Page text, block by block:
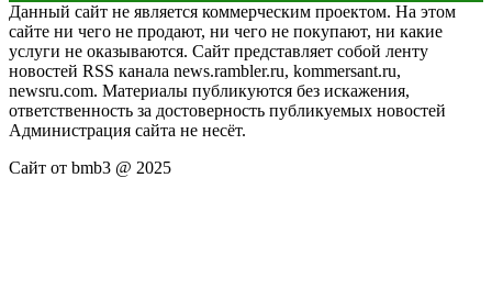
Данный сайт не является коммерческим проектом. На этом
сайте ни чего не продают, ни чего не покупают, ни какие
услуги не оказываются. Сайт представляет собой ленту
новостей RSS канала news.rambler.ru, kommersant.ru,
newsru.com. Материалы публикуются без искажения,
ответственность за достоверность публикуемых новостей
Администрация сайта не несёт.
Сайт от bmb3 @ 2025